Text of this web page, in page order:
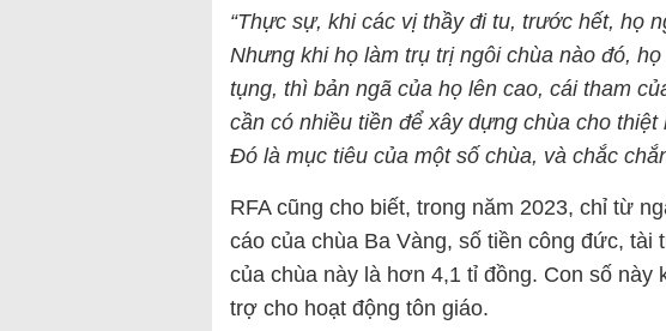
“Thực sự, khi các vị thầy đi tu, trước hết, họ
Nhưng khi họ làm trụ trị ngôi chùa nào đó,
tụng, thì bản ngã của họ lên cao, cái tham
cần có nhiều tiền để xây dựng chùa cho
Đó là mục tiêu của một số chùa, và chắc
RFA cũng cho biết, trong năm 2023, chỉ từ
cáo của chùa Ba Vàng, số tiền công đức, tài
của chùa này là hơn 4,1 tỉ đồng. Con số này
trợ cho hoạt động tôn giáo.